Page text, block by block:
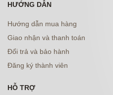
HƯỚNG DẪN
Hướng dẫn mua hàng
Giao nhận và thanh toán
Đổi trả và bảo hành
Đăng ký thành viên
HỖ TRỢ